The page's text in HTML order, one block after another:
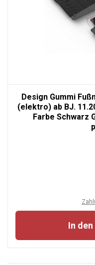
Design Gummi
(elektro) ab BJ.
Farbe Schwarz
In